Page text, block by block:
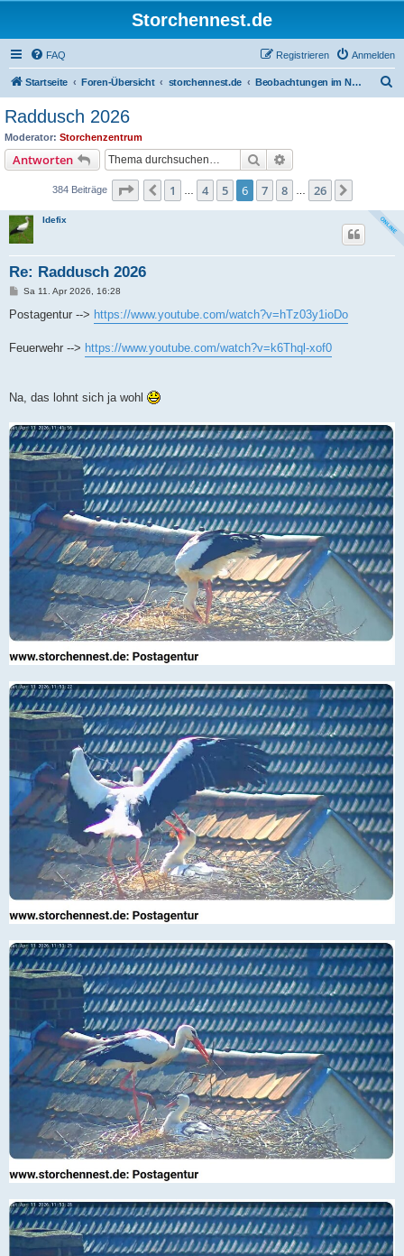
Storchennest.de
FAQ Anmelden
Registrieren
Startseite Foren-Übersicht storchennest.de Beobachtungen im Nest von Raddusch
Raddusch 2026
Moderator: Storchenzentrum
Antworten Suche
384 Beiträge Seite von 26
Vorherige
1 4 5 6 7 8 26
Idefix
Re: Raddusch 2026
B
i
a
g
Sa 11. Apr 2026, 16:28
Postagentur --> https://www.youtube.com/watch?v=hTz03y1ioDo
Feuerwehr --> https://www.youtube.com/watch?v=k6Thql-xof0
Na, das lohnt sich ja wohl